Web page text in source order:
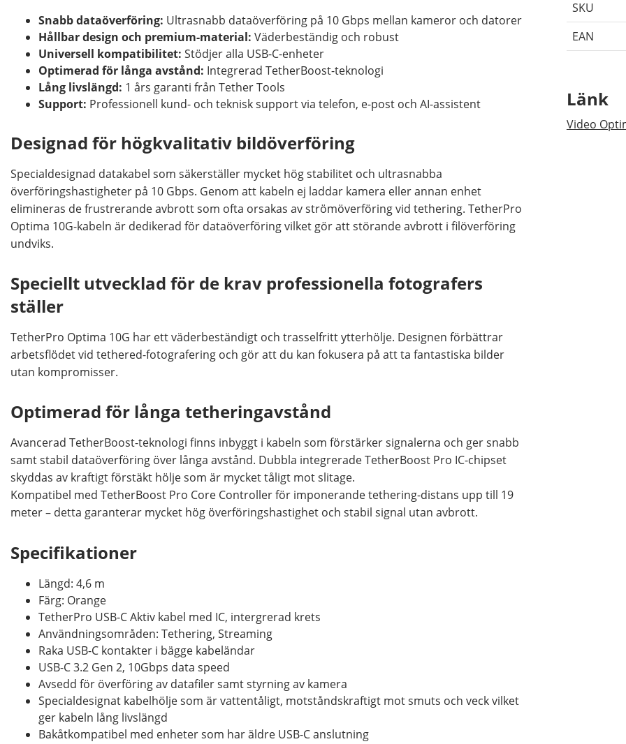
Snabb dataöverföring: Ultrasnabb dataöverföring på 10 Gbps mellan kameror och datorer
Hållbar design och premium-material: Väderbeständig och robust
Universell kompatibilitet: Stödjer alla USB-C-enheter
Optimerad för långa avstånd: Integrerad TetherBoost-teknologi
Lång livslängd: 1 års garanti från Tether Tools
Support: Professionell kund- och teknisk support via telefon, e-post och AI-assistent
Designad för högkvalitativ bildöverföring
Specialdesignad datakabel som säkerställer mycket hög stabilitet och ultrasnabba
överföringshastigheter på 10 Gbps. Genom att kabeln ej laddar kamera eller annan enhet
elimineras de frustrerande avbrott som ofta orsakas av strömöverföring vid tethering. TetherPro
Optima 10G-kabeln är dedikerad för dataöverföring vilket gör att störande avbrott i filöverföring
undviks.
Speciellt utvecklad för de krav professionella fotografers
ställer
TetherPro Optima 10G har ett väderbeständigt och trasselfritt ytterhölje. Designen förbättrar
arbetsflödet vid tethered-fotografering och gör att du kan fokusera på att ta fantastiska bilder
utan kompromisser.
Optimerad för långa tetheringavstånd
Avancerad TetherBoost-teknologi finns inbyggt i kabeln som förstärker signalerna och ger snabb
samt stabil dataöverföring över långa avstånd. Dubbla integrerade TetherBoost Pro IC-chipset
skyddas av kraftigt förstäkt hölje som är mycket tåligt mot slitage.
Kompatibel med TetherBoost Pro Core Controller för imponerande tethering-distans upp till 19
meter – detta garanterar mycket hög överföringshastighet och stabil signal utan avbrott.
Specifikationer
Längd: 4,6 m
Färg: Orange
TetherPro USB-C Aktiv kabel med IC, intergrerad krets
Användningsområden: Tethering, Streaming
Raka USB-C kontakter i bägge kabeländar
USB-C 3.2 Gen 2, 10Gbps data speed
Avsedd för överföring av datafiler samt styrning av kamera
Specialdesignat kabelhölje som är vattentåligt, motståndskraftigt mot smuts och veck vilket
ger kabeln lång livslängd
Bakåtkompatibel med enheter som har äldre USB-C anslutning
SKU
EAN
Länk
Video